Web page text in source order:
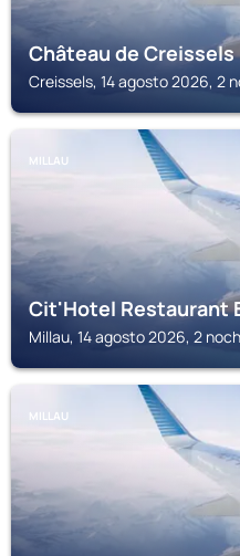
Château de Creissels
Creissels, 14 agosto 2026, 2
MILLAU
Cit'Hotel Restaurant
Millau, 14 agosto 2026, 2
MILLAU